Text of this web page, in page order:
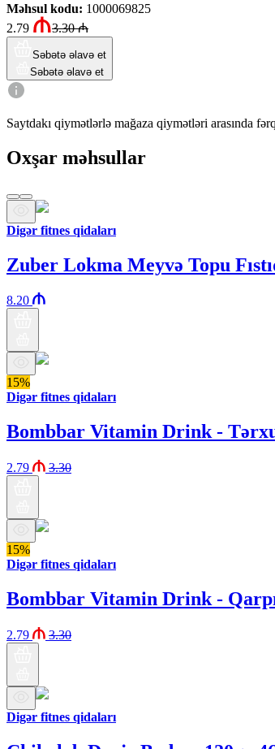
Məhsul kodu: 1000069825
2.79
3.30₼
Səbətə əlavə et
Səbətə əlavə et
Saytdakı qiymətlərlə mağaza qiymətləri arasında
Oxşar məhsullar
Digər fitnes qidaları
Zuber Lokma Meyvə Topu
8.20
15%
Digər fitnes qidaları
Bombbar Vitamin Drink -
2.79 3.30
15%
Digər fitnes qidaları
Bombbar Vitamin Drink -
2.79 3.30
Digər fitnes qidaları